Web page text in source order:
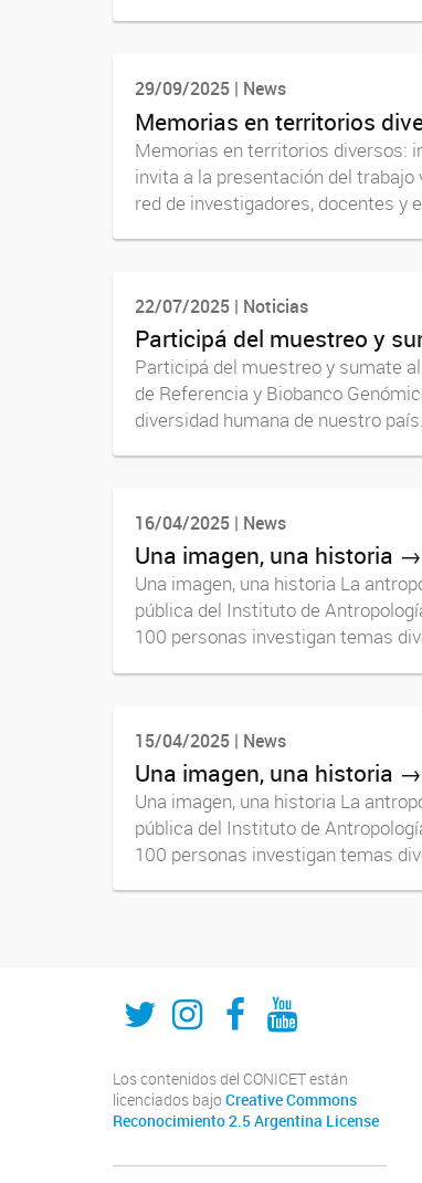
29/09/2025 | News
Memorias en territorios
Memorias en territorios diversos:
invita a la presentación del
red de investigadores, docentes y
22/07/2025 | Noticias
Participá del muestreo y
Participá del muestreo y sumate
de Referencia y Biobanco
diversidad humana de nuestro
16/04/2025 | News
Una imagen, una historia
Una imagen, una historia La
pública del Instituto de
100 personas investigan temas
15/04/2025 | News
Una imagen, una historia
Una imagen, una historia La
pública del Instituto de
100 personas investigan temas
Twitter
Instagram
Fecebook
Youtube
Los contenidos del CONICET están
licenciados bajo Creative Commons
Reconocimiento 2.5 Argentina License